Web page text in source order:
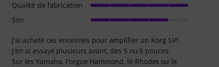
J'ai acheté ces enceintes pour amplifier un Korg SV1.
J'en ai essayé plusieurs avant, des 5 ou 6 pouces.
Sur les Yamaha, l'orgue Hammond, le Rhodes ou le
Qualité de fabrication
Son